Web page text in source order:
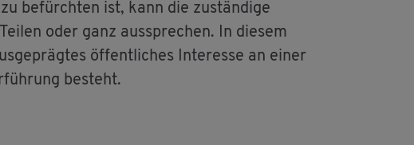
be­fürch­ten ist, kann die zu­stän­di­ge
oder ganz aus­spre­chen. In die­sem
öf­fent­li­ches In­ter­es­se an einer
be­steht.